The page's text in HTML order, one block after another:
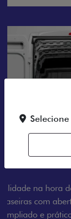
AMPLA
Mais
abertura da
acesso à carga,
trabalho mais